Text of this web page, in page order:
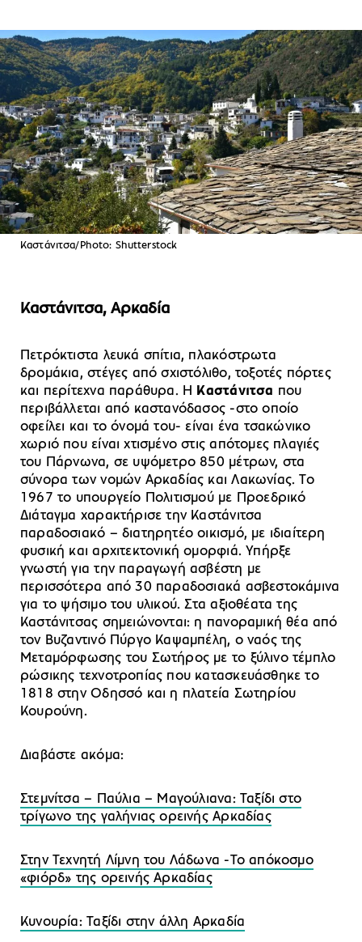
Καστάνιτσα/Photo: Shutterstock
Καστάνιτσα, Αρκαδία
Πετρόκτιστα λευκά σπίτια, πλακόστρωτα
δρομάκια, στέγες από σχιστόλιθο, τοξοτές πόρτες
και περίτεχνα παράθυρα. Η Καστάνιτσα που
περιβάλλεται από καστανόδασος -στο οποίο
οφείλει και το όνομά του- είναι ένα τσακώνικο
χωριό που είναι χτισμένο στις απότομες πλαγιές
του Πάρνωνα, σε υψόμετρο 850 μέτρων, στα
σύνορα των νομών Αρκαδίας και Λακωνίας. Το
1967 το υπουργείο Πολιτισμού με Προεδρικό
Διάταγμα χαρακτήρισε την Καστάνιτσα
παραδοσιακό – διατηρητέο οικισμό, με ιδιαίτερη
φυσική και αρχιτεκτονική ομορφιά. Υπήρξε
γνωστή για την παραγωγή ασβέστη με
περισσότερα από 30 παραδοσιακά ασβεστοκάμινα
για το ψήσιμο του υλικού. Στα αξιοθέατα της
Καστάνιτσας σημειώνονται: η πανοραμική θέα από
τον Βυζαντινό Πύργο Καψαμπέλη, ο ναός της
Μεταμόρφωσης του Σωτήρος με το ξύλινο τέμπλο
ρώσικης τεχνοτροπίας που κατασκευάσθηκε το
1818 στην Οδησσό και η πλατεία Σωτηρίου
Κουρούνη.
Διαβάστε ακόμα:
Στεμνίτσα – Παύλια – Μαγούλιανα: Ταξίδι στο
τρίγωνο της γαλήνιας ορεινής Αρκαδίας
Στην Τεχνητή Λίμνη του Λάδωνα -Το απόκοσμο
«φιόρδ» της ορεινής Αρκαδίας
Κυνουρία: Ταξίδι στην άλλη Αρκαδία